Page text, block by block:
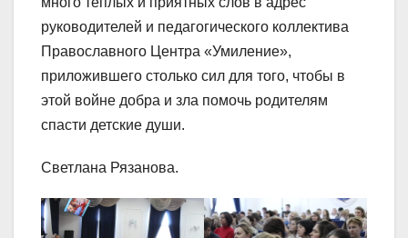
руководителей и педагогического коллектива
Православного Центра «Умиление»,
приложившего столько сил для того, чтобы в
этой войне добра и зла помочь родителям
спасти детские души.
Светлана Рязанова.